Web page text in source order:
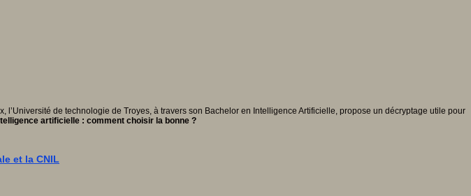
de technologie de Troyes, à travers son Bachelor en Intelligence Artificielle, propose un décryptage utile pour
artificielle : comment choisir la bonne ?
et la CNIL